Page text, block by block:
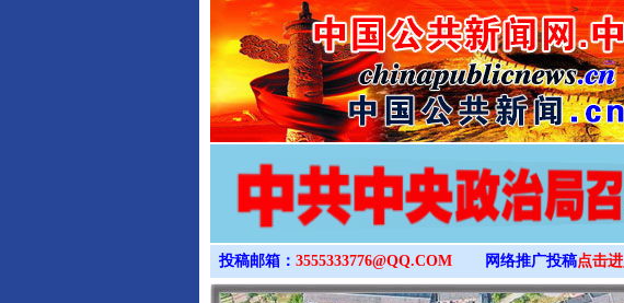
>
投稿邮箱： 3555333776@QQ.COM 网络推广投稿点击